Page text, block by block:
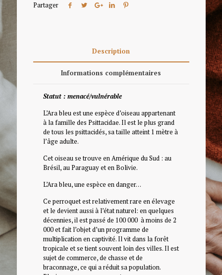
Partager
Description
Informations complémentaires
Statut : menacé/vulnérable
L’Ara bleu est une espèce d’oiseau appartenant
à la famille des Psittacidae. Il est le plus grand
de tous les psittacidés, sa taille atteint 1 mètre à
l’âge adulte.
Cet oiseau se trouve en Amérique du Sud : au
Brésil, au Paraguay et en Bolivie.
L’Ara bleu, une espèce en danger…
Ce perroquet est relativement rare en élevage
et le devient aussi à l’état naturel: en quelques
décennies, il est passé de 100 000 à moins de 2
000 et fait l’objet d’un programme de
multiplication en captivité. Il vit dans la forêt
tropicale et se tient souvent loin des villes. Il est
sujet de commerce, de chasse et de
braconnage, ce qui a réduit sa population.